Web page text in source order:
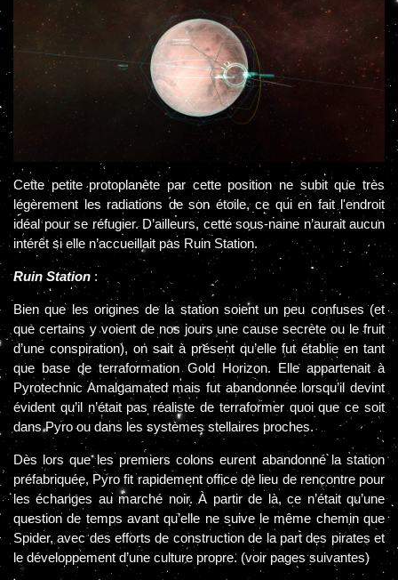
Cette petite protoplanète par cette position ne subit que très
légèrement les radiations de son étoile, ce qui en fait l'endroit
idéal pour se réfugier. D’ailleurs, cette sous-naine n’aurait aucun
intérêt si elle n’accueillait pas Ruin Station.
Ruin Station :
Bien que les origines de la station soient un peu confuses (et
que certains y voient de nos jours une cause secrète ou le fruit
d’une conspiration), on sait à présent qu’elle fut établie en tant
que base de terraformation Gold Horizon. Elle appartenait à
Pyrotechnic Amalgamated mais fut abandonnée lorsqu’il devint
évident qu’il n’était pas réaliste de terraformer quoi que ce soit
dans Pyro ou dans les systèmes stellaires proches.
Dès lors que les premiers colons eurent abandonné la station
préfabriquée, Pyro fit rapidement office de lieu de rencontre pour
les échanges au marché noir. À partir de là, ce n’était qu’une
question de temps avant qu’elle ne suive le même chemin que
Spider, avec des efforts de construction de la part des pirates et
le développement d’une culture propre. (voir pages suivantes)